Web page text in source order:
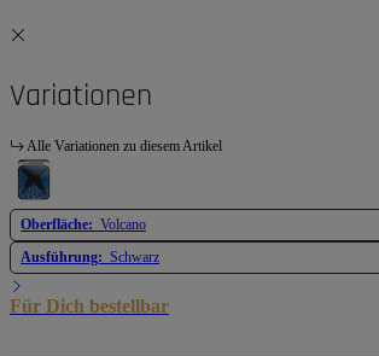
Variationen
Alle Variationen zu diesem Artikel
Oberfläche: Volcano
Ausführung: Schwarz
Für Dich bestellbar